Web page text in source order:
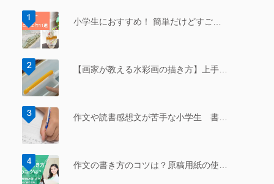
小学生におすすめ！ 簡単だけどすご…
【画家が教える水彩画の描き方】上手…
作文や読書感想文が苦手な小学生 書…
作文の書き方のコツは？原稿用紙の使…